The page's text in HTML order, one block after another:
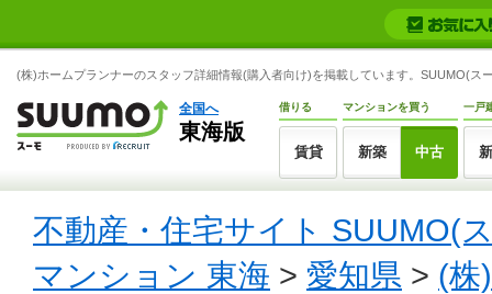
(株)ホームプランナーのスタッフ詳細情報(購入者向け)を掲載しています。SUUMO(ス
全国へ
東海版
借りる
賃貸
マンションを買う
新築 中古
一戸
不動産・住宅サイト SUUMO(
マンション 東海 > 愛知県 > (株